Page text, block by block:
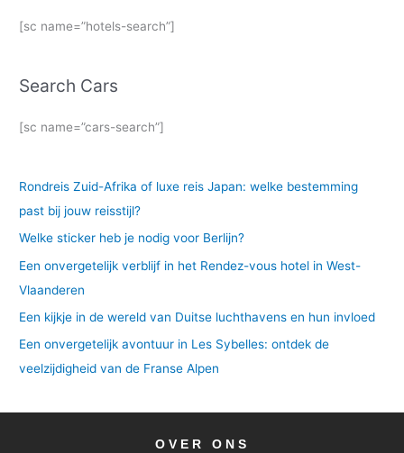
[sc name=”hotels-search”]
Search Cars
[sc name=”cars-search”]
Rondreis Zuid-Afrika of luxe reis Japan: welke bestemming
past bij jouw reisstijl?
Welke sticker heb je nodig voor Berlijn?
Een onvergetelijk verblijf in het Rendez-vous hotel in West-
Vlaanderen
Een kijkje in de wereld van Duitse luchthavens en hun invloed
Een onvergetelijk avontuur in Les Sybelles: ontdek de
veelzijdigheid van de Franse Alpen
OVER ONS